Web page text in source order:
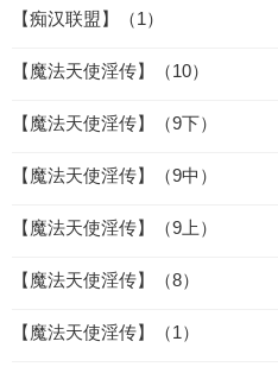
【痴汉联盟】（1）
【魔法天使淫传】（10）
【魔法天使淫传】（9下）
【魔法天使淫传】（9中）
【魔法天使淫传】（9上）
【魔法天使淫传】（8）
【魔法天使淫传】（1）